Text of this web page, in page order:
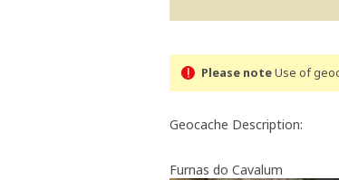
Please noteUse of
Geocache Description:
Furnas do Cavalum